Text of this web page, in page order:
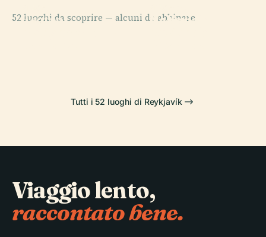
52 luoghi da scoprire — alcuni da abbinare.
PLACE
Nazionale
Teatro
Galleria
Tutti i 52 luoghi di Reykjavík
Viaggio lento,
raccontato bene.